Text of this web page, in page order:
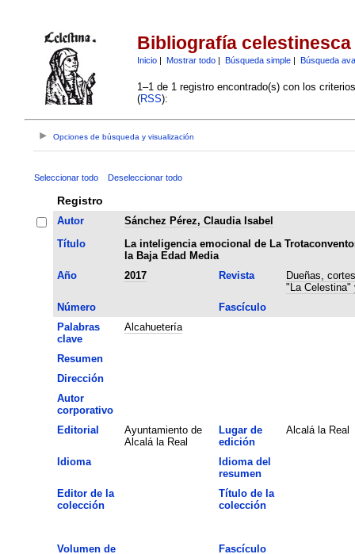
Bibliografía celestinesca
Inicio| Mostrar todo| Búsqueda simple| Búsqueda
1–1 de 1 registro encontrado(s) con los
(RSS):
Opciones de búsqueda y visualización
Seleccionar todo Deseleccionar todo
Registro
Autor
Sánchez Pérez, Claudia Isabel
Título
La inteligencia emocional de La
la Baja Edad Media
Año
2017 Revista
Dueñas,
"La Celestina"
Número
Fascículo
Palabras
clave
Alcahuetería
Resumen
Dirección
Autor
corporativo
Editorial
Ayuntamiento de
Alcalá la Real
Lugar de
edición
Alcalá la Real
Idioma
Idioma del
resumen
Editor de la
colección
Título de la
colección
Volumen de
Fascículo